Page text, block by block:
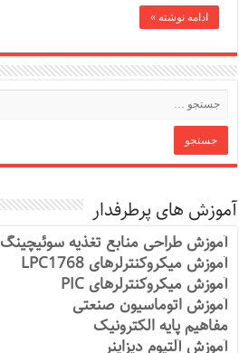
ادامه نوشته »
آموزش های پرطرفدار
آموزش طراحی منابع تغذیه سوئیچینگ
آموزش میکروکنترلرهای LPC1768
آموزش میکروکنترلرهای PIC
آموزش اتوماسیون صنعتی
مفاهیم پایه الکترونیک
آموزش آلتیوم دیزاینر